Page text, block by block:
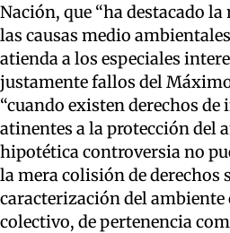
Nación, que “ha destacado la
las causas medio
atienda a los especiales
justamente fallos del
“cuando existen derechos
atinentes a la protección del
hipotética controversia no
la mera colisión de derechos
caracterización del ambiente
colectivo, de pertenencia